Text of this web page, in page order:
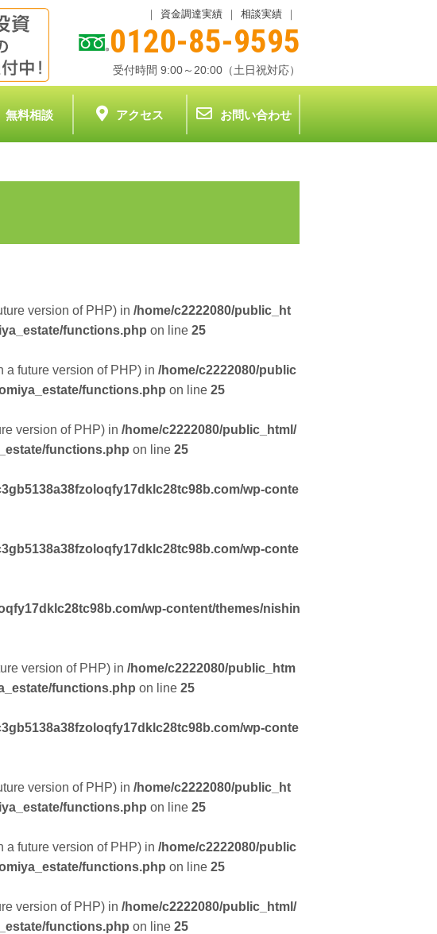
｜ 資金調達実績 ｜ 相談実績 ｜
0120-85-9595
受付時間 9:00～20:00（土日祝対応）
無料相談 アクセス お問い合わせ
version of PHP) in /home/c2222080/public_ht
functions.php on line 25
a future version of PHP) in /home/c2222080/public
functions.php on line 25
version of PHP) in /home/c2222080/public_html/
functions.php on line 25
wp-conte
wp-conte
wp-content/themes/nishin
version of PHP) in /home/c2222080/public_htm
functions.php on line 25
wp-conte
version of PHP) in /home/c2222080/public_ht
functions.php on line 25
a future version of PHP) in /home/c2222080/public
functions.php on line 25
version of PHP) in /home/c2222080/public_html/
functions.php on line 25